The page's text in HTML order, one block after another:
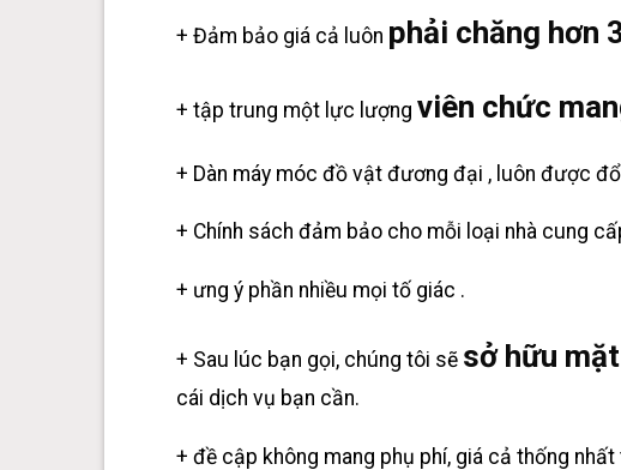
+ Đảm bảo giá cả luôn phải chăng hơn
+ tập trung một lực lượng viên chức
+ Dàn máy móc đồ vật đương đại , luôn được
+ Chính sách đảm bảo cho mỗi loại nhà cung
+ ưng ý phần nhiều mọi tố giác .
+ Sau lúc bạn gọi, chúng tôi sẽ sở hữu
cái dịch vụ bạn cần.
+ đề cập không mang phụ phí, giá cả thống